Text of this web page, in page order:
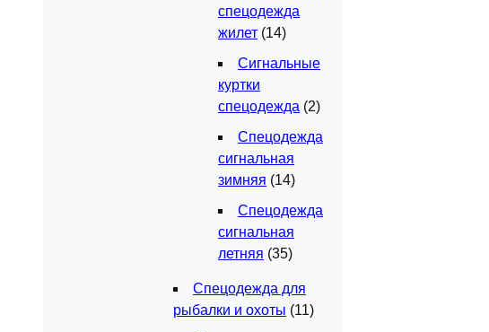
спецодежда
жилет (14)
Сигнальные
куртки
спецодежда (2)
Спецодежда
сигнальная
зимняя (14)
Спецодежда
сигнальная
летняя (35)
Спецодежда для
рыбалки и охоты (11)